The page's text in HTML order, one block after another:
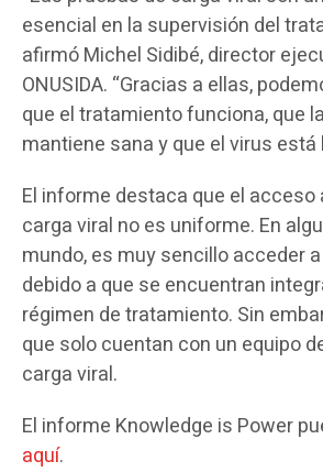
esencial en la supervisión del
afirmó Michel Sidibé, director
ONUSIDA. “Gracias a ellas,
que el tratamiento funciona, que
mantiene sana y que el virus está
El informe destaca que el acceso
carga viral no es uniforme. En
mundo, es muy sencillo acceder
debido a que se encuentran
régimen de tratamiento. Sin
que solo cuentan con un equipo
carga viral.
El informe Knowledge is Power
aquí.